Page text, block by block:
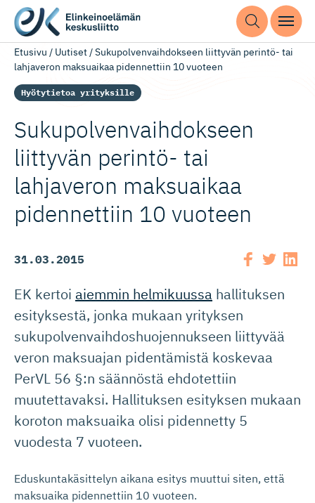
Etusivu / Uutiset/Sukupolvenvaihdokseen liittyvän perintö- tai
lahjaveron maksuaikaa pidennettiin 10 vuoteen
Hyötytietoa yrityksille
Sukupolven­vaih­dokseen
liittyvän perintö- tai
lahjaveron maksuaikaa
pidennettiin 10 vuoteen
31.03.2015
EK kertoi aiemmin helmikuussa hallituksen
esityksestä, jonka mukaan yrityksen
sukupolvenvaihdoshuojennukseen liittyvää
veron maksuajan pidentämistä koskevaa
PerVL 56 §:n säännöstä ehdotettiin
muutettavaksi. Hallituksen esityksen mukaan
koroton maksuaika olisi pidennetty 5
vuodesta 7 vuoteen.
Eduskuntakäsittelyn aikana esitys muuttui siten, että
maksuaika pidennettiin 10 vuoteen.